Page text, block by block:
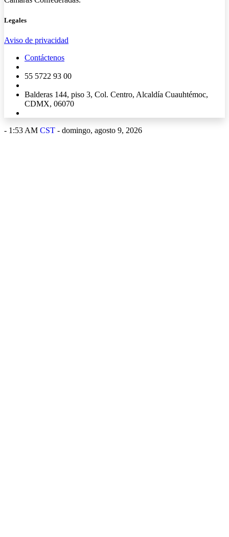
Legales
Aviso de privacidad
Contáctenos
55 5722 93 00
Balderas 144, piso 3, Col. Centro, Alcaldía Cuauhtémoc,
CDMX, 06070
- 1:53 AM CST - domingo, agosto 9, 2026